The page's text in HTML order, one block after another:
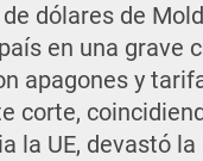
dólares de
en una grave
apagones y
corte,
la UE, devastó